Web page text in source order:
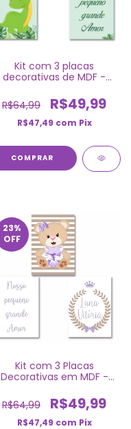
Kit com 3 placas
decorativas de MDF -
R$64,99
R$49,99
R$47,49 com Pix
COMPRAR
23%
OFF
Kit com 3 Placas
Decorativas em MDF -
R$64,99
R$49,99
R$47,49 com Pix